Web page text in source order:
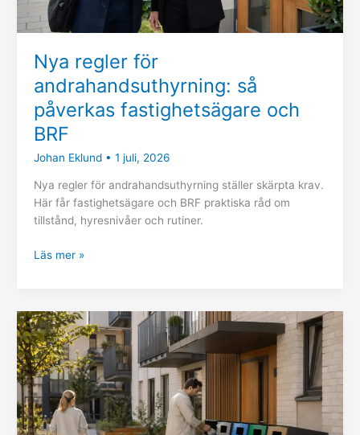
Nya regler för
andrahandsuthyrning: så
påverkas fastighetsägare och
BRF
Johan Eklund • 1 juli, 2026
Nya regler för andrahandsuthyrning ställer skärpta krav.
Här får fastighetsägare och BRF praktiska råd om
tillstånd, hyresnivåer och rutiner.
Läs mer »
Fastighetsnära
avfallssortering:
krav,
möjligheter
och
praktiska
lösningar